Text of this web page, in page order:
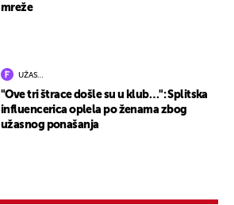
mreže
UŽAS…
"Ove tri štrace došle su u klub…": Splitska
influencerica oplela po ženama zbog
užasnog ponašanja